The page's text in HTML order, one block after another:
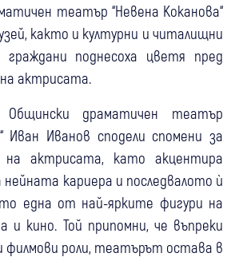
театър “Невена Коканова“
както и културни и читалищни
граждани поднесоха цветя пред
актрисата.
драматичен театър
Иван Иванов сподели спомени за
на актрисата, като акцентира
нейната кариера и последвалото ѝ
една от най-ярките фигури на
и кино. Той припомни, че въпреки
филмови роли, театърът остава в